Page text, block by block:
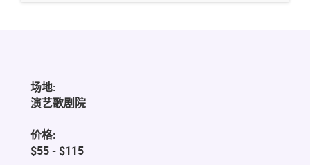
场地:
演艺歌剧院
价格:
$55 - $115